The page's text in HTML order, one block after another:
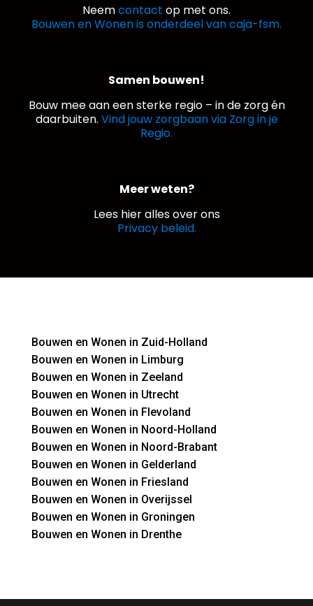
Neemcontact op met ons.
Bouwen en Wonen is onderdeel van caja-fsm.
Samen bouwen!
Bouw mee aan een sterke regio – in de zorg én
daarbuiten. Vind jouw zorgbaan via Zorg in je
Regio.
Meer weten?
Lees hier alles over ons
Privacy beleid.
Bouwen en Wonen in Zuid-Holland
Bouwen en Wonen in Limburg
Bouwen en Wonen in Zeeland
Bouwen en Wonen in Utrecht
Bouwen en Wonen in Flevoland
Bouwen en Wonen in Noord-Holland
Bouwen en Wonen in Noord-Brabant
Bouwen en Wonen in Gelderland
Bouwen en Wonen in Friesland
Bouwen en Wonen in Overijssel
Bouwen en Wonen in Groningen
Bouwen en Wonen in Drenthe